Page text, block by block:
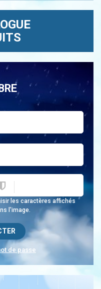
les caractères affichés
l'image.
de passe